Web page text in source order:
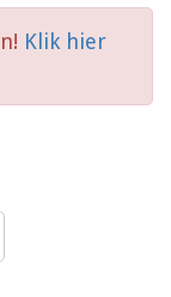
Klik hier